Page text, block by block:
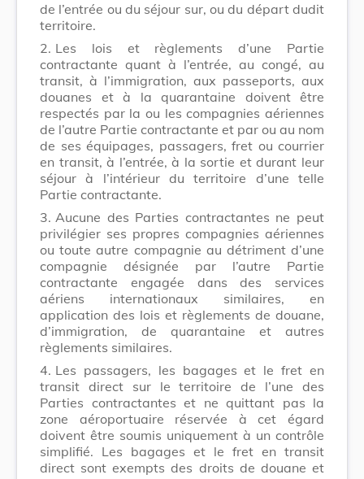
de l’entrée ou du séjour sur, ou du départ dudit
territoire.
2. Les lois et règlements d’une Partie
contractante quant à l’entrée, au congé, au
transit, à l’immigration, aux passeports, aux
douanes et à la quarantaine doivent être
respectés par la ou les compagnies aériennes
de l’autre Partie contractante et par ou au nom
de ses équipages, passagers, fret ou courrier
en transit, à l’entrée, à la sortie et durant leur
séjour à l’intérieur du territoire d’une telle
Partie contractante.
3. Aucune des Parties contractantes ne peut
privilégier ses propres compagnies aériennes
ou toute autre compagnie au détriment d’une
compagnie désignée par l’autre Partie
contractante engagée dans des services
aériens internationaux similaires, en
application des lois et règlements de douane,
d’immigration, de quarantaine et autres
règlements similaires.
4. Les passagers, les bagages et le fret en
transit direct sur le territoire de l’une des
Parties contractantes et ne quittant pas la
zone aéroportuaire réservée à cet égard
doivent être soumis uniquement à un contrôle
simplifié. Les bagages et le fret en transit
direct sont exempts des droits de douane et